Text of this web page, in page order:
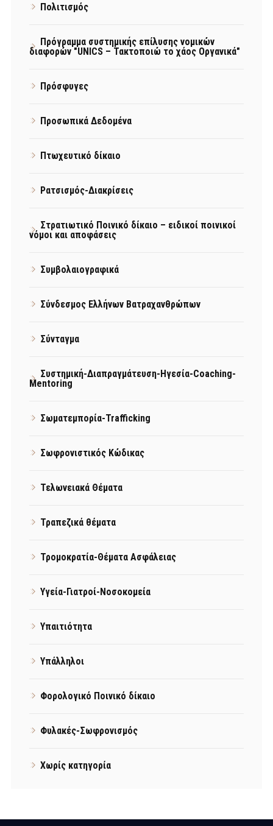
Πολιτισμός
Πρόγραμμα συστημικής επίλυσης νομικών
διαφορών "UNICS – Τακτοποιώ το χάος Οργανικά"
Πρόσφυγες
Προσωπικά Δεδομένα
Πτωχευτικό δίκαιο
Ρατσισμός-Διακρίσεις
Στρατιωτικό Ποινικό δίκαιο – ειδικοί ποινικοί
νόμοι και αποφάσεις
Συμβολαιογραφικά
Σύνδεσμος Ελλήνων Βατραχανθρώπων
Σύνταγμα
Συστημική-Διαπραγμάτευση-Ηγεσία-Coaching-
Mentoring
Σωματεμπορία-Trafficking
Σωφρονιστικός Κώδικας
Τελωνειακά Θέματα
Τραπεζικά θέματα
Τρομοκρατία-Θέματα Ασφάλειας
Υγεία-Γιατροί-Νοσοκομεία
Υπαιτιότητα
Υπάλληλοι
Φορολογικό Ποινικό δίκαιο
Φυλακές-Σωφρονισμός
Χωρίς κατηγορία